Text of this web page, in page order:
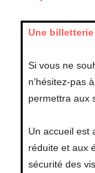
Une
Si vous ne
n’hésitez-pas
permettra aux
Un accueil est
réduite et aux
sécurité des